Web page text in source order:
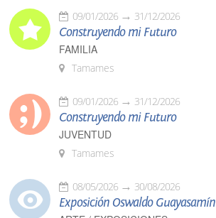
09/01/2026 31/12/2026
Construyendo mi Futuro
FAMILIA
Tamames
09/01/2026 31/12/2026
Construyendo mi Futuro
JUVENTUD
Tamames
08/05/2026 30/08/2026
Exposición Oswaldo Guayasamín